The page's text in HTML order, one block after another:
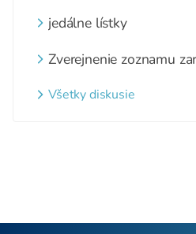
jedálne lístky
Zverejnenie zoznamu
webovom sídle
Všetky diskusie